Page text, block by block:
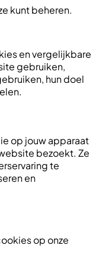
kunt beheren.
en vergelijkbare
gebruiken,
hun doel
op jouw apparaat
bezoekt. Ze
te
en
op onze